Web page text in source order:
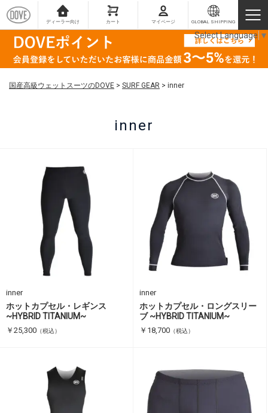
ディーラー向け カート マイページ GLOBAL SHIPPING
国産高級ウェットスーツのDOVE > SURF GEAR > inner
inner
inner
ホットカプセル・レギンス
~HYBRID TITANIUM~
￥25,300 （税込）
inner
ホットカプセル・ロングスリー
ブ ~HYBRID TITANIUM~
￥18,700 （税込）
Select Language ▼